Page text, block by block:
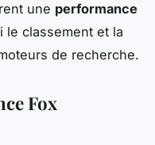
une performance
le classement et la
de recherche.
Fox